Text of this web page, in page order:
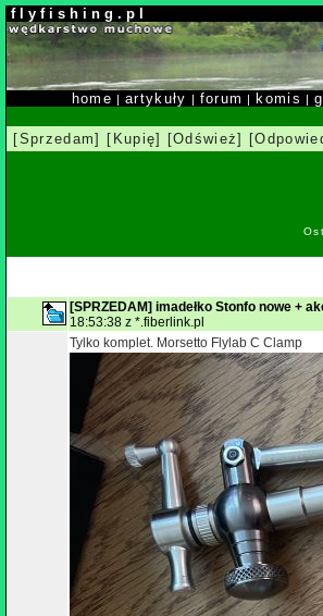
f l y f i s h i n g . p l
home |artykuły | forum | komis |
[Sprzedam] [Kupię] [Odśwież]
[SPRZEDAM] imadełko Stonfo nowe +
18:53:38 z *.fiberlink.pl
Tylko komplet. Morsetto Flylab C Clamp